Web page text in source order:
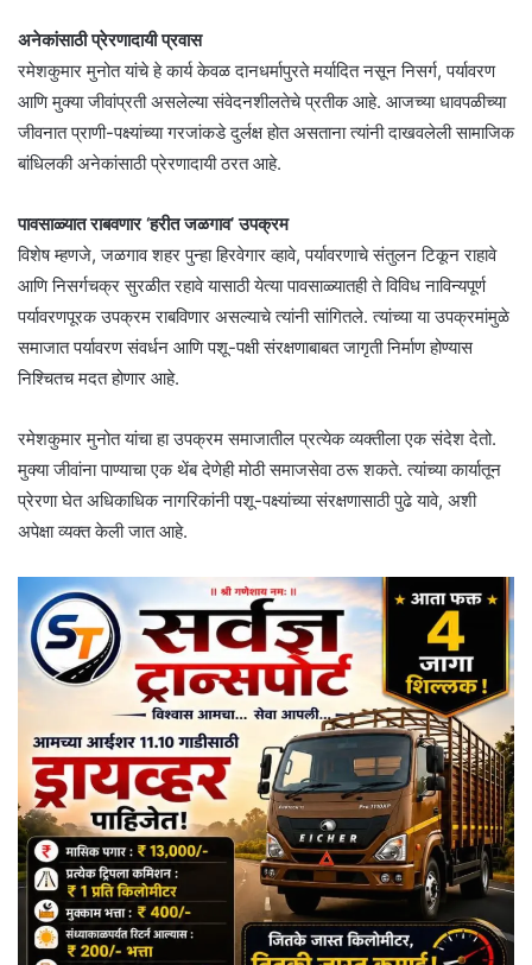
अनेकांसाठी प्रेरणादायी प्रवास
रमेशकुमार मुनोत यांचे हे कार्य केवळ दानधर्मापुरते मर्यादित नसून निसर्ग, पर्यावरण
आणि मुक्या जीवांप्रती असलेल्या संवेदनशीलतेचे प्रतीक आहे. आजच्या धावपळीच्या
जीवनात प्राणी-पक्ष्यांच्या गरजांकडे दुर्लक्ष होत असताना त्यांनी दाखवलेली सामाजिक
बांधिलकी अनेकांसाठी प्रेरणादायी ठरत आहे.
पावसाळ्यात राबवणार ‘हरीत जळगाव’ उपक्रम
विशेष म्हणजे, जळगाव शहर पुन्हा हिरवेगार व्हावे, पर्यावरणाचे संतुलन टिकून राहावे
आणि निसर्गचक्र सुरळीत रहावे यासाठी येत्या पावसाळ्यातही ते विविध नाविन्यपूर्ण
पर्यावरणपूरक उपक्रम राबविणार असल्याचे त्यांनी सांगितले. त्यांच्या या उपक्रमांमुळे
समाजात पर्यावरण संवर्धन आणि पशू-पक्षी संरक्षणाबाबत जागृती निर्माण होण्यास
निश्चितच मदत होणार आहे.
रमेशकुमार मुनोत यांचा हा उपक्रम समाजातील प्रत्येक व्यक्तीला एक संदेश देतो.
मुक्या जीवांना पाण्याचा एक थेंब देणेही मोठी समाजसेवा ठरू शकते. त्यांच्या कार्यातून
प्रेरणा घेत अधिकाधिक नागरिकांनी पशू-पक्ष्यांच्या संरक्षणासाठी पुढे यावे, अशी
अपेक्षा व्यक्त केली जात आहे.